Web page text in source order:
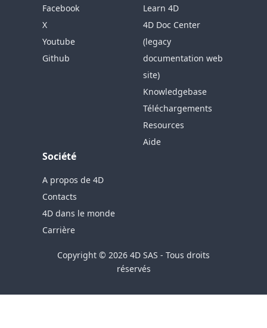
Facebook
X
Youtube
Github
Learn 4D
4D Doc Center
(legacy
documentation web
site)
Knowledgebase
Téléchargements
Resources
Aide
Société
A propos de 4D
Contacts
4D dans le monde
Carrière
Copyright © 2026 4D SAS - Tous droits
réservés